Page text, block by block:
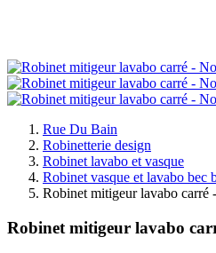
Rue Du Bain
Robinetterie design
Robinet lavabo et vasque
Robinet vasque et lavabo bec
Robinet mitigeur lavabo carré
Robinet mitigeur lavabo